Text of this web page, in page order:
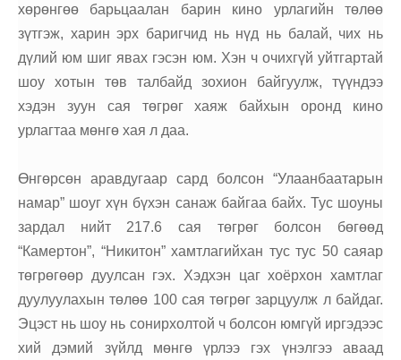
хөрөнгөө барьцаалан барин кино урлагийн төлөө
зүтгэж, харин эрх баригчид нь нүд нь балай, чих нь
дүлий юм шиг явах гэсэн юм. Хэн ч очихгүй уйтгартай
шоу хотын төв талбайд зохион байгуулж, түүндээ
хэдэн зуун сая төгрөг хаяж байхын оронд кино
урлагтаа мөнгө хая л даа.
Өнгөрсөн аравдугаар сард болсон “Улаанбаатарын
намар” шоуг хүн бүхэн санаж байгаа байх. Тус шоуны
зардал нийт 217.6 сая төгрөг болсон бөгөөд
“Камертон”, “Никитон” хамтлагийхан тус тус 50 саяар
төгрөгөөр дуулсан гэх. Хэдхэн цаг хоёрхон хамтлаг
дуулуулахын төлөө 100 сая төгрөг зарцуулж л байдаг.
Эцэст нь шоу нь сонирхолтой ч болсон юмгүй иргэдээс
хий дэмий зүйлд мөнгө үрлээ гэх үнэлгээ аваад